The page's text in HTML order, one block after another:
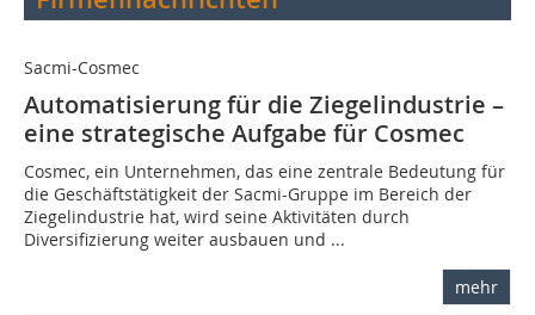
Sacmi-Cosmec
Automatisierung für die Ziegelindustrie –
eine strategische Aufgabe für Cosmec
Cosmec, ein Unternehmen, das eine zentrale Bedeutung für
die Geschäftstätigkeit der Sacmi-Gruppe im Bereich der
Ziegelindustrie hat, wird seine Aktivitäten durch
Diversifizierung weiter ausbauen und ...
mehr